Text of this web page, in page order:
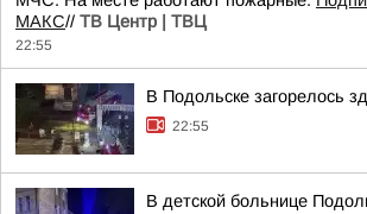
МАКС// ТВ Центр | ТВЦ
22:55
В Подольске загорелось
22:55
В детской больнице